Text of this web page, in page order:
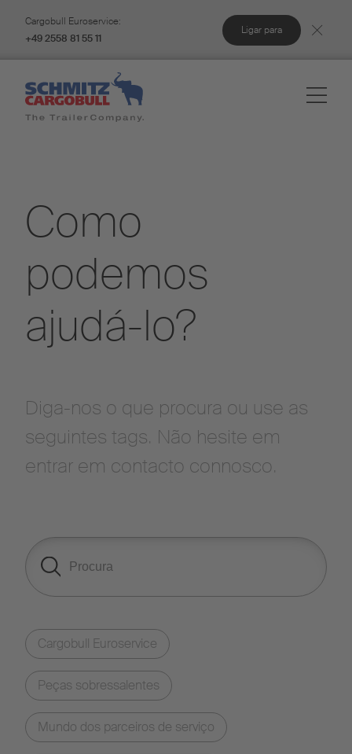
Cargobull Euroservice:
+49 2558 81 55 11
Ligar para
Como
podemos
ajudá-lo?
Diga-nos o que procura ou use as
seguintes tags. Não hesite em
entrar em contacto connosco.
Cargobull Euroservice
Peças sobressalentes
Mundo dos parceiros de serviço